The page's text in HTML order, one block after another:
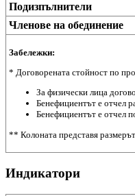
Подизпълнители
Членове на обединение
Забележки:
* Договорената стойност по
За физически лица
Бенефициентът е отчел
Бенефициентът е отчел
** Колоната представя
Индикатори